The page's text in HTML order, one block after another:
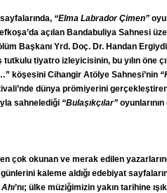
“Elma Labrador Çimen”
açılan Bandabuliya Sahnesi
Başkanı Yrd. Doç. Dr. Handan
tiyatro izleyicisinin, bu yılın öne
köşesini Cihangir Atölye Sahnesi’nin
dünya prömiyerini
sahnelediği “Bulaşıkçılar”
çok okunan ve merak edilen
kaleme aldığı edebiyat
’nı; ülke müziğimizin yakın tarihine